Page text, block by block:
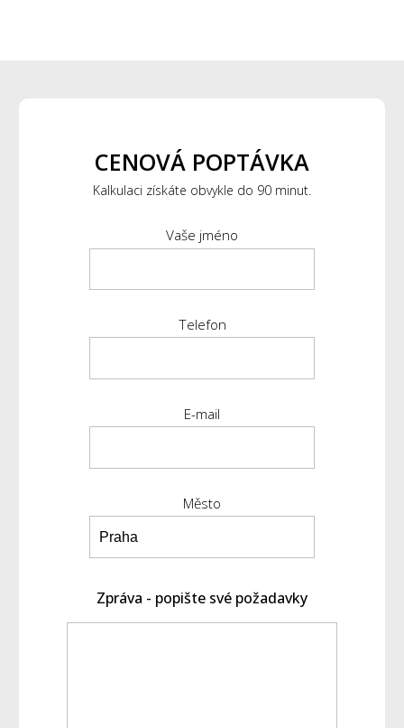
CENOVÁ POPTÁVKA
Kalkulaci získáte obvykle do 90 minut.
Vaše jméno
Telefon
E-mail
Město
Zpráva - popište své požadavky